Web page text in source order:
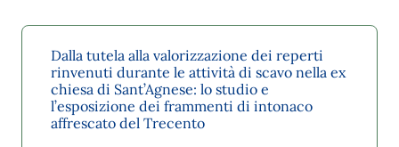
Dalla tutela alla valorizzazione dei reperti
rinvenuti durante le attività di scavo nella ex
chiesa di Sant’Agnese: lo studio e
l’esposizione dei frammenti di intonaco
affrescato del Trecento